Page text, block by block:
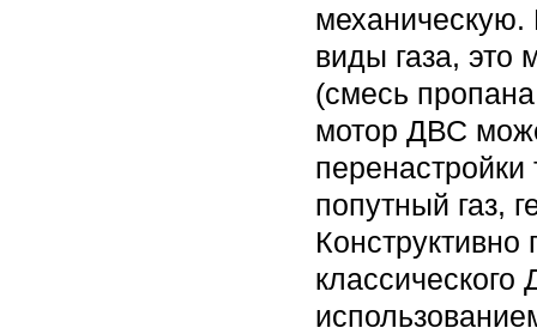
механическую.
виды газа, это
(смесь
мотор ДВС
попутный газ,
Конструктивно